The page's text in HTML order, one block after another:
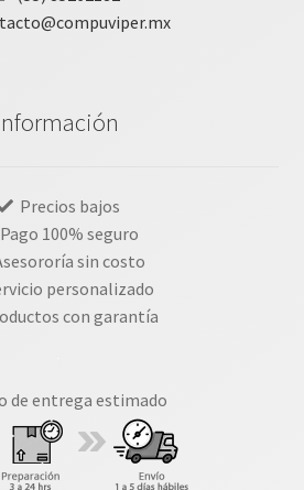
Precios bajos
Pago 100% seguro
sin costo
personalizado
con garantía
de entrega estimado